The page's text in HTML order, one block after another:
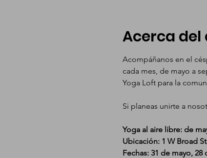
Acerca del
Acompáñanos en el
cada mes, de mayo a
Yoga Loft para la
Si planeas unirte a
Yoga al aire libre: de
Ubicación: 1 W Broad
Fechas: 31 de mayo,